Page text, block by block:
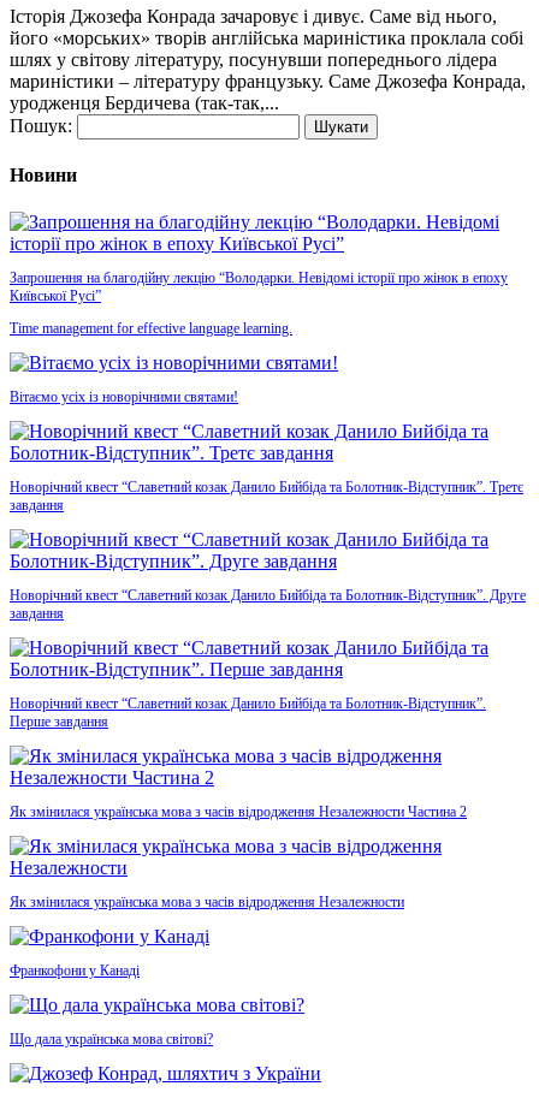
Історія Джозефа Конрада зачаровує і дивує. Саме від нього,
його «морських» творів англійська мариністика проклала собі
шлях у світову літературу, посунувши попереднього лідера
мариністики – літературу французьку. Саме Джозефа Конрада,
уродженця Бердичева (так-так,...
Пошук:
Новини
Запрошення на благодійну лекцію “Володарки. Невідомі історії про жінок в епоху
Київської Русі”
Time management for effective language learning.
Вітаємо усіх із новорічними святами!
Новорічний квест “Славетний козак Данило Бийбіда та Болотник-Відступник”. Третє
завдання
Новорічний квест “Славетний козак Данило Бийбіда та Болотник-Відступник”. Друге
завдання
Новорічний квест “Славетний козак Данило Бийбіда та Болотник-Відступник”.
Перше завдання
Як змінилася українська мова з часів відродження Незалежности Частина 2
Як змінилася українська мова з часів відродження Незалежности
Франкофони у Канаді
Що дала українська мова світові?